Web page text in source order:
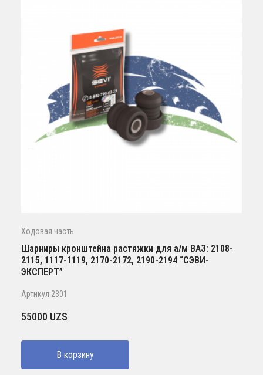
Ходовая часть
Шарниры кронштейна растяжки для а/м ВАЗ: 2108-
2115, 1117-1119, 2170-2172, 2190-2194 “СЭВИ-
ЭКСПЕРТ”
Артикул:2301
55000 UZS
В корзину